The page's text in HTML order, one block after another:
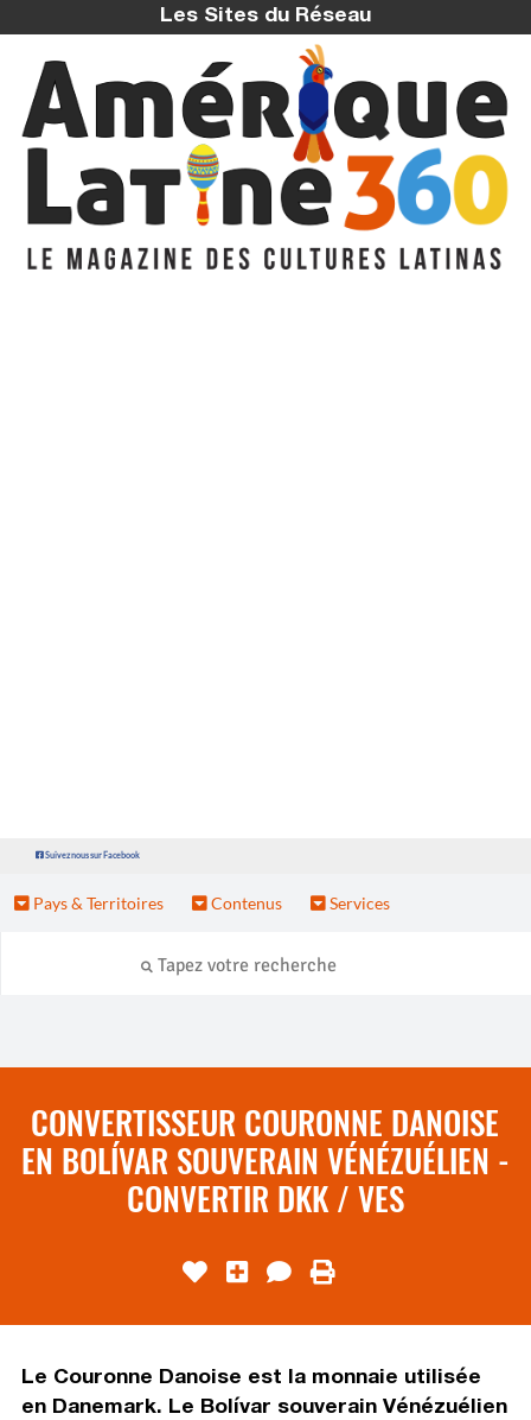
Les Sites du Réseau
Suivez nous sur Facebook
Pays & Territoires Contenus Services
CONVERTISSEUR COURONNE DANOISE
EN BOLÍVAR SOUVERAIN VÉNÉZUÉLIEN -
CONVERTIR DKK / VES
Le Couronne Danoise est la monnaie utilisée
en Danemark. Le Bolívar souverain Vénézuélien